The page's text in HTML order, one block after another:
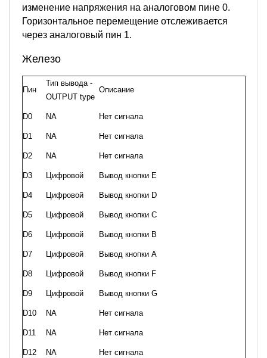
изменение напряжения на аналоговом пине 0.
Горизонтальное перемещение отслеживается
через аналоговый пин 1.
Железо
Пин
Тип вывода -
OUTPUT type
Описание
D0 NA Нет сигнала
D1 NA Нет сигнала
D2 NA Нет сигнала
D3 Цифровой Вывод кнопки Е
D4 Цифровой Вывод кнопки D
D5 Цифровой Вывод кнопки C
D6 Цифровой Вывод кнопки В
D7 Цифровой Вывод кнопки А
D8 Цифровой Вывод кнопки F
D9 Цифровой Вывод кнопки G
D10 NA Нет сигнала
D11 NA Нет сигнала
D12 NA Нет сигнала